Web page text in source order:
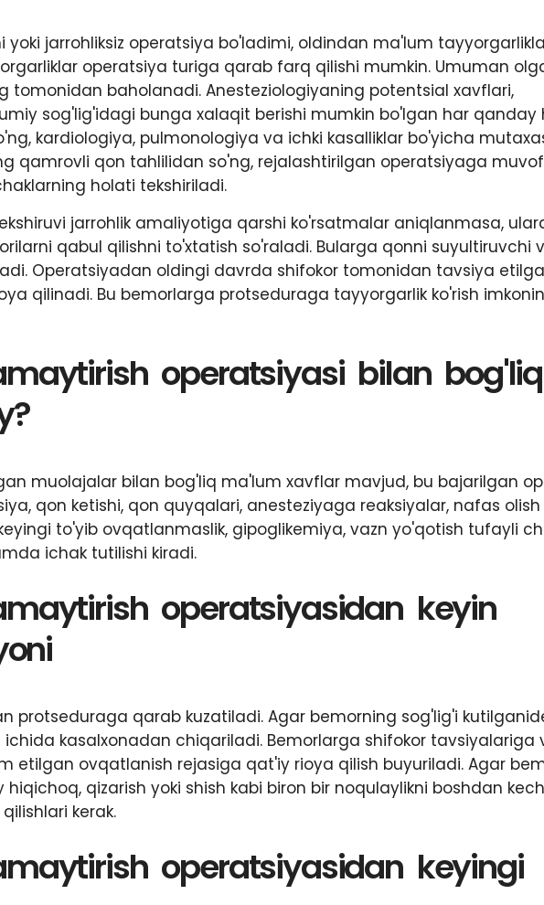
yoki jarrohliksiz operatsiya bo'ladimi, oldindan ma'lum
operatsiya turiga qarab farq qilishi mumkin. Umuman
tomonidan baholanadi. Anesteziologiyaning potentsial xavflari,
sog'lig'idagi bunga xalaqit berishi mumkin bo'lgan har qanday
kardiologiya, pulmonologiya va ichki kasalliklar bo'yicha
qamrovli qon tahlilidan so'ng, rejalashtirilgan operatsiyaga
holati tekshiriladi.
jarrohlik amaliyotiga qarshi ko'rsatmalar aniqlanmasa,
qabul qilishni to'xtatish so'raladi. Bularga qonni suyultiruvchi
Operatsiyadan oldingi davrda shifokor tomonidan tavsiya
qilinadi. Bu bemorlarga protseduraga tayyorgarlik ko'rish
operatsiyasi bilan bog'liq
muolajalar bilan bog'liq ma'lum xavflar mavjud, bu bajarilgan
qon ketishi, qon quyqalari, anesteziyaga reaksiyalar, nafas olish
to'yib ovqatlanmaslik, gipoglikemiya, vazn yo'qotish tufayli
ichak tutilishi kiradi.
operatsiyasidan keyin
protseduraga qarab kuzatiladi. Agar bemorning sog'lig'i
kasalxonadan chiqariladi. Bemorlarga shifokor tavsiyalariga
etilgan ovqatlanish rejasiga qat'iy rioya qilish buyuriladi. Agar
qizarish yoki shish kabi biron bir noqulaylikni boshdan
kerak.
operatsiyasidan keyingi